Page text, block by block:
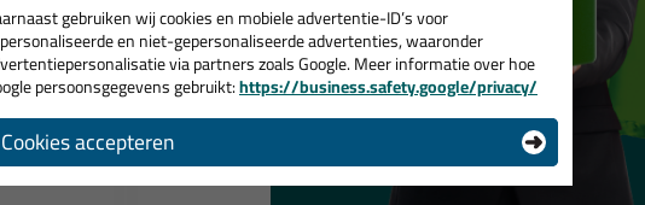
Bekijken Bekijken
gebruiken wij cookies en mobiele advertentie-ID’s voor
en niet-gepersonaliseerde advertenties, waaronder
via partners zoals Google. Meer informatie over hoe
persoonsgegevens gebruikt:https://business.safety.google/privacy/
Cookies accepteren
de actiecode ›
geen cadeau